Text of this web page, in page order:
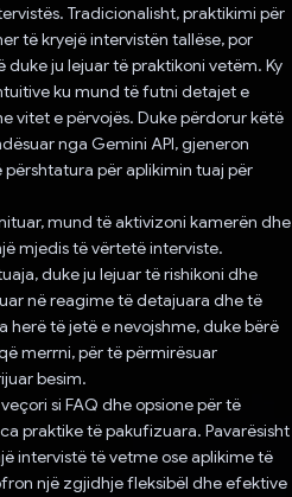
Tradicionalisht, praktikimi për
të kryejë intervistën tallëse, por
duke ju lejuar të praktikoni vetëm. Ky
ku mund të futni detajet e
vitet e përvojës. Duke përdorur këtë
nga Gemini API, gjeneron
për aplikimin tuaj për
mund të aktivizoni kamerën dhe
mjedis të vërtetë interviste.
duke ju lejuar të rishikoni dhe
në reagime të detajuara dhe të
herë të jetë e nevojshme, duke bërë
merrni, për të përmirësuar
besim.
si FAQ dhe opsione për të
praktike të pakufizuara. Pavarësisht
intervistë të vetme ose aplikime të
një zgjidhje fleksibël dhe efektive